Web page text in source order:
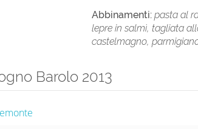
Abbinamenti: pasta al
lepre in salmì, tagliata
castelmagno,
Barolo 2013